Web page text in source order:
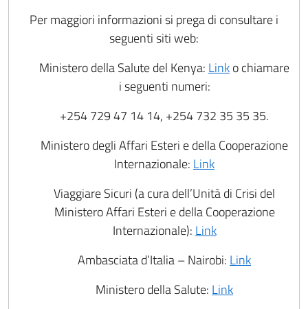
Per maggiori informazioni si prega di consultare i
seguenti siti web:
Ministero della Salute del Kenya: Linko chiamare
i seguenti numeri:
+254 729 47 14 14, +254 732 35 35 35.
Ministero degli Affari Esteri e della Cooperazione
Internazionale: Link
Viaggiare Sicuri (a cura dell’Unità di Crisi del
Ministero Affari Esteri e della Cooperazione
Internazionale): Link
Ambasciata d’Italia – Nairobi: Link
Ministero della Salute: Link